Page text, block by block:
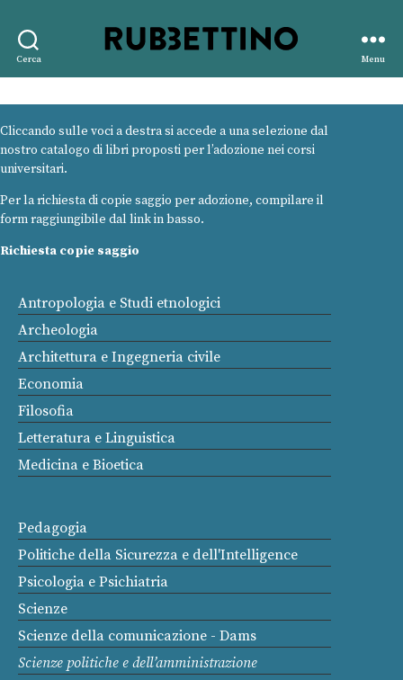
Cerca
editore
Menu
Cliccando sulle voci a destra si accede a una selezione dal
nostro catalogo di libri proposti per l’adozione nei corsi
universitari.
Per la richiesta di copie saggio per adozione, compilare il
form raggiungibile dal link in basso.
Richiesta copie saggio
Antropologia e Studi etnologici
Archeologia
Architettura e Ingegneria civile
Economia
Filosofia
Letteratura e Linguistica
Medicina e Bioetica
Pedagogia
Politiche della Sicurezza e dell'Intelligence
Psicologia e Psichiatria
Scienze
Scienze della comunicazione - Dams
Scienze politiche e dell’amministrazione